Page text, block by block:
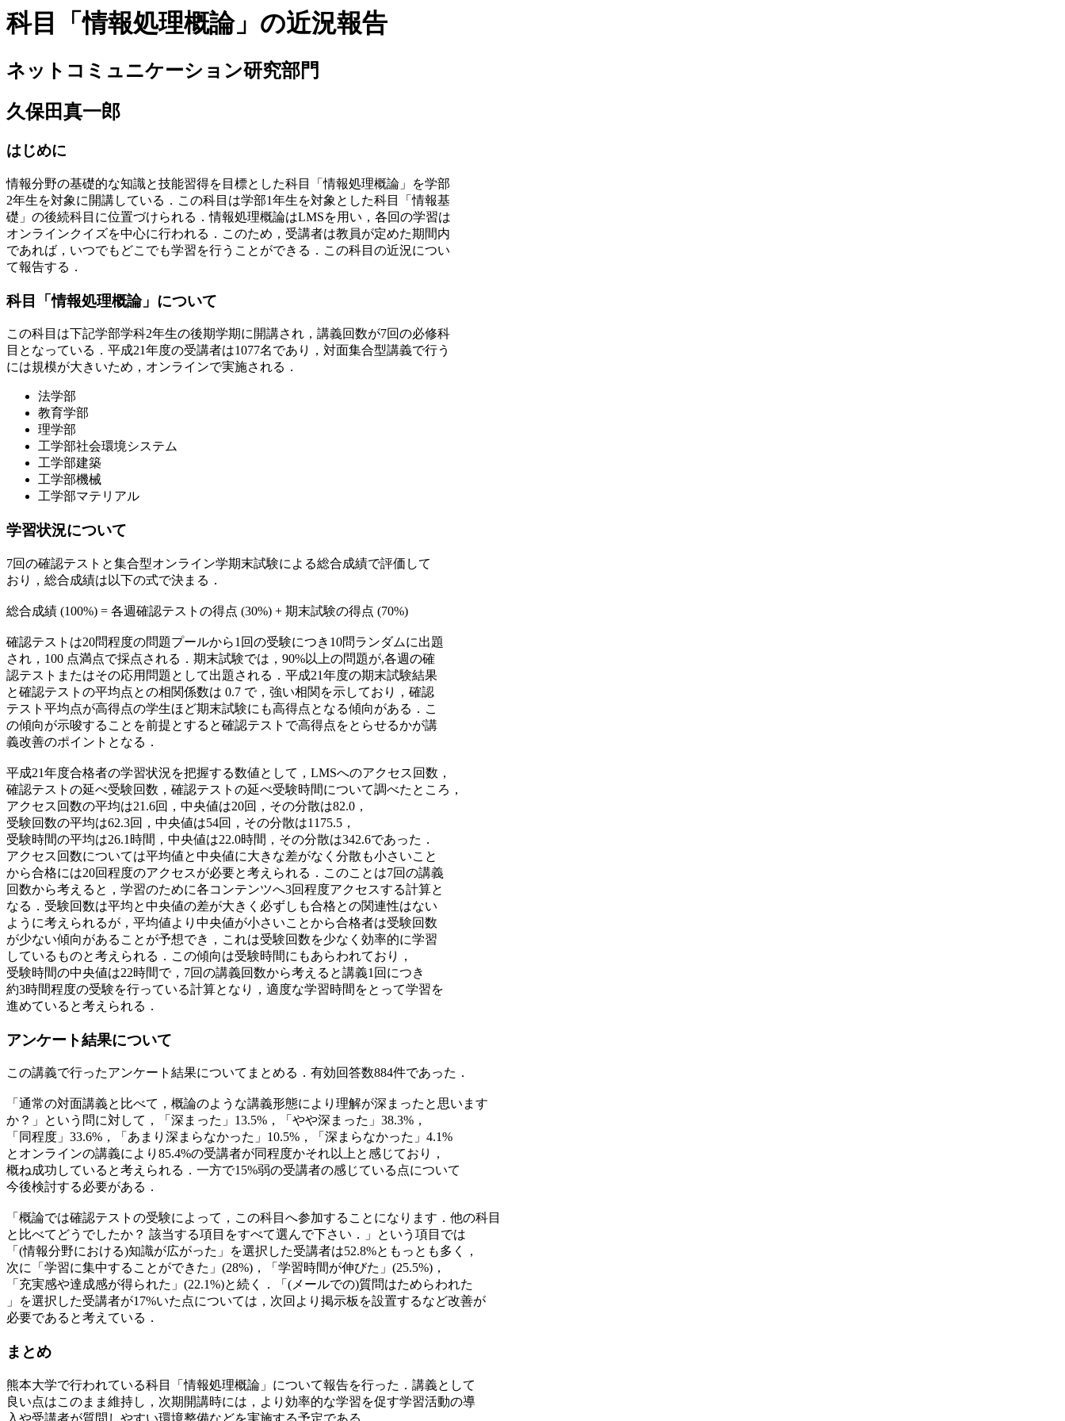
科目「情報処理概論」の近況報告
ネットコミュニケーション研究部門
久保田真一郎
はじめに
情報分野の基礎的な知識と技能習得を目標とした科目「情報処理概論」を学部
2年生を対象に開講している．この科目は学部1年生を対象とした科目「情報基
礎」の後続科目に位置づけられる．情報処理概論はLMSを用い，各回の学習は
オンラインクイズを中心に行われる．このため，受講者は教員が定めた期間内
であれば，いつでもどこでも学習を行うことができる．この科目の近況につい
て報告する．
科目「情報処理概論」について
この科目は下記学部学科2年生の後期学期に開講され，講義回数が7回の必修科
目となっている．平成21年度の受講者は1077名であり，対面集合型講義で行う
には規模が大きいため，オンラインで実施される．
法学部
教育学部
理学部
工学部社会環境システム
工学部建築
工学部機械
工学部マテリアル
学習状況について
7回の確認テストと集合型オンライン学期末試験による総合成績で評価して
おり，総合成績は以下の式で決まる．
総合成績 (100%) = 各週確認テストの得点 (30%) + 期末試験の得点 (70%)
確認テストは20問程度の問題プールから1回の受験につき10問ランダムに出題
され，100 点満点で採点される．期末試験では，90%以上の問題が,各週の確
認テストまたはその応用問題として出題される．平成21年度の期末試験結果
と確認テストの平均点との相関係数は 0.7 で，強い相関を示しており，確認
テスト平均点が高得点の学生ほど期末試験にも高得点となる傾向がある．こ
の傾向が示唆することを前提とすると確認テストで高得点をとらせるかが講
義改善のポイントとなる．
平成21年度合格者の学習状況を把握する数値として，LMSへのアクセス回数，
確認テストの延べ受験回数，確認テストの延べ受験時間について調べたところ，
アクセス回数の平均は21.6回，中央値は20回，その分散は82.0，
受験回数の平均は62.3回，中央値は54回，その分散は1175.5，
受験時間の平均は26.1時間，中央値は22.0時間，その分散は342.6であった．
アクセス回数については平均値と中央値に大きな差がなく分散も小さいこと
から合格には20回程度のアクセスが必要と考えられる．このことは7回の講義
回数から考えると，学習のために各コンテンツへ3回程度アクセスする計算と
なる．受験回数は平均と中央値の差が大きく必ずしも合格との関連性はない
ように考えられるが，平均値より中央値が小さいことから合格者は受験回数
が少ない傾向があることが予想でき，これは受験回数を少なく効率的に学習
しているものと考えられる．この傾向は受験時間にもあらわれており，
受験時間の中央値は22時間で，7回の講義回数から考えると講義1回につき
約3時間程度の受験を行っている計算となり，適度な学習時間をとって学習を
進めていると考えられる．
アンケート結果について
この講義で行ったアンケート結果についてまとめる．有効回答数884件であった．
「通常の対面講義と比べて，概論のような講義形態により理解が深まったと思います
か？」という問に対して，「深まった」13.5%，「やや深まった」38.3%，
「同程度」33.6%，「あまり深まらなかった」10.5%，「深まらなかった」4.1%
とオンラインの講義により85.4%の受講者が同程度かそれ以上と感じており，
概ね成功していると考えられる．一方で15%弱の受講者の感じている点について
今後検討する必要がある．
「概論では確認テストの受験によって，この科目へ参加することになります．他の科目
と比べてどうでしたか？ 該当する項目をすべて選んで下さい．」という項目では
「(情報分野における)知識が広がった」を選択した受講者は52.8%ともっとも多く，
次に「学習に集中することができた」(28%)，「学習時間が伸びた」(25.5%)，
「充実感や達成感が得られた」(22.1%)と続く．「(メールでの)質問はためらわれた
」を選択した受講者が17%いた点については，次回より掲示板を設置するなど改善が
必要であると考えている．
まとめ
熊本大学で行われている科目「情報処理概論」について報告を行った．講義として
良い点はこのまま維持し，次期開講時には，より効率的な学習を促す学習活動の導
入や受講者が質問しやすい環境整備などを実施する予定である．